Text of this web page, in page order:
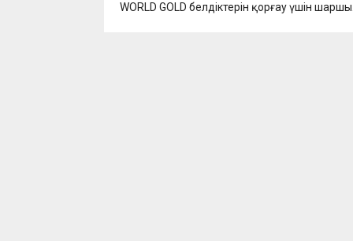
WORLD GOLD белдіктерін қорғау үшін